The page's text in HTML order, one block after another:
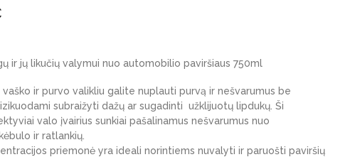
ir jų likučių valymui nuo automobilio paviršiaus 750ml
vaško ir purvo valikliu galite nuplauti purvą ir nešvarumus be
subraižyti dažų ar sugadinti užklijuotų lipdukų. Ši
valo įvairius sunkiai pašalinamus nešvarumus nuo
ir ratlankių.
priemonė yra ideali norintiems nuvalyti ir paruošti paviršių